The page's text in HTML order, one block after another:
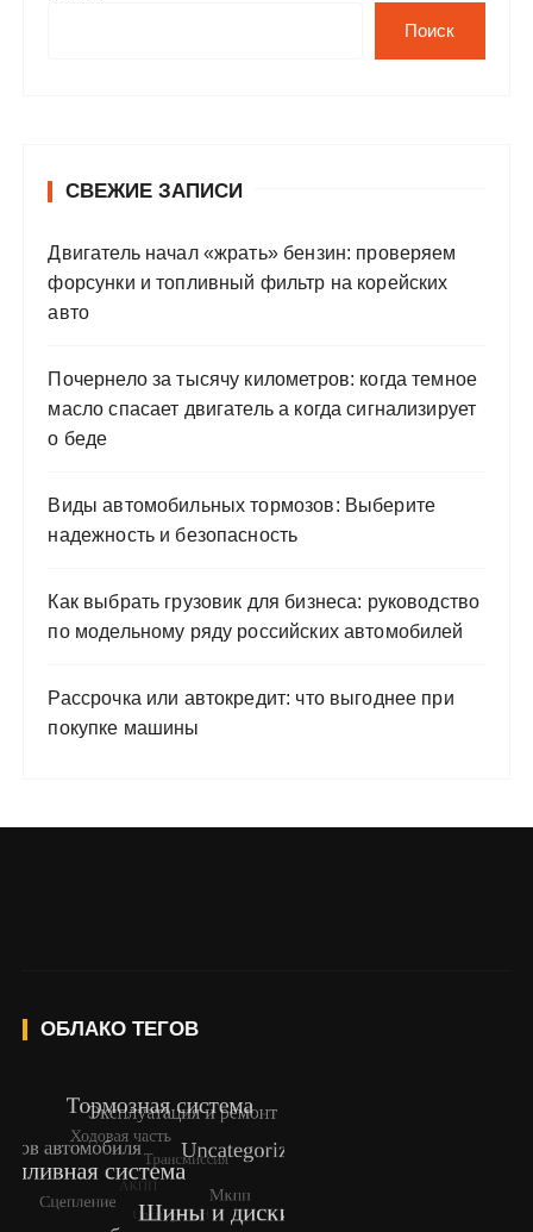
Поиск
СВЕЖИЕ ЗАПИСИ
Двигатель начал «жрать» бензин: проверяем
форсунки и топливный фильтр на корейских
авто
Почернело за тысячу километров: когда темное
масло спасает двигатель а когда сигнализирует
о беде
Виды автомобильных тормозов: Выберите
надежность и безопасность
Как выбрать грузовик для бизнеса: руководство
по модельному ряду российских автомобилей
Рассрочка или автокредит: что выгоднее при
покупке машины
ОБЛАКО ТЕГОВ